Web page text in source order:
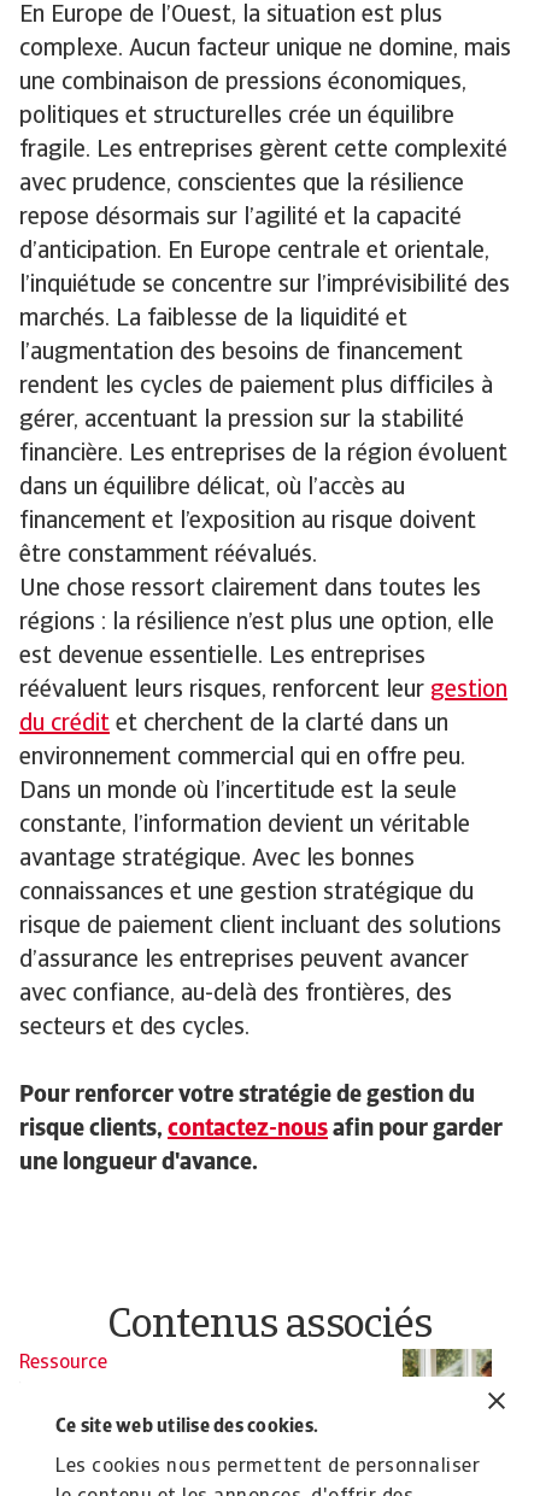
Ce site web utilise des cookies.
Les cookies nous permettent de personnaliser
En Europe de l’Ouest, la situation est plus
complexe. Aucun facteur unique ne domine, mais
une combinaison de pressions économiques,
politiques et structurelles crée un équilibre
fragile. Les entreprises gèrent cette complexité
avec prudence, conscientes que la résilience
repose désormais sur l’agilité et la capacité
d’anticipation. En Europe centrale et orientale,
l’inquiétude se concentre sur l’imprévisibilité des
marchés. La faiblesse de la liquidité et
l’augmentation des besoins de financement
rendent les cycles de paiement plus difficiles à
gérer, accentuant la pression sur la stabilité
financière. Les entreprises de la région évoluent
dans un équilibre délicat, où l’accès au
financement et l’exposition au risque doivent
être constamment réévalués.
Une chose ressort clairement dans toutes les
régions : la résilience n’est plus une option, elle
est devenue essentielle. Les entreprises
réévaluent leurs risques, renforcent leur gestion
du crédit et cherchent de la clarté dans un
environnement commercial qui en offre peu.
Dans un monde où l’incertitude est la seule
constante, l’information devient un véritable
avantage stratégique. Avec les bonnes
connaissances et une gestion stratégique du
risque de paiement client incluant des solutions
d’assurance les entreprises peuvent avancer
avec confiance, au-delà des frontières, des
secteurs et des cycles.
Pour renforcer votre stratégie de gestion du
risque clients, contactez-nous afin pour garder
une longueur d'avance.
Contenus associés
Ressource
stratégie de credit management
Ce guide présente les conseils clés pour renforcer
votre credit management, réduire les risques ...